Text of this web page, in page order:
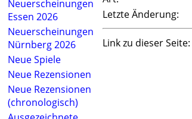
Neuerscheinungen
Essen 2026
Neuerscheinungen
Nürnberg 2026
Neue Spiele
Neue Rezensionen
Neue Rezensionen
(chronologisch)
Letzte Änderung:
Link zu dieser Seite: